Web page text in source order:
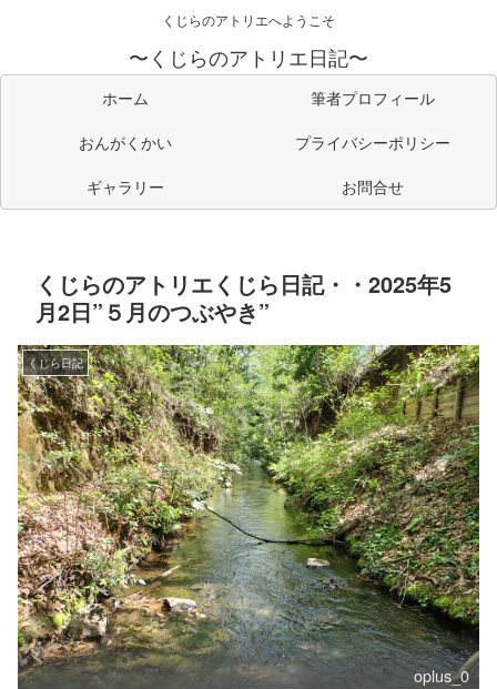
くじらのアトリエへようこそ
〜くじらのアトリエ日記〜
ホーム
筆者プロフィール
おんがくかい
プライバシーポリシー
ギャラリー
お問合せ
くじらのアトリエくじら日記・・2025年5
月2日”５月のつぶやき”
くじら日記
oplus_0